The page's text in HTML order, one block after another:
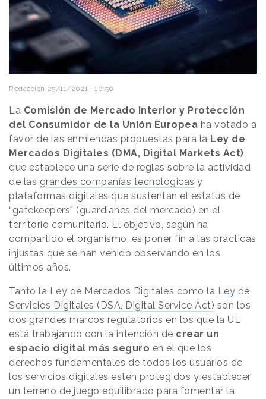
Redacción 25/11/2021 · 10:50
La Comisión de Mercado Interior y Protección
del Consumidor de la Unión Europea ha votado a
favor de las enmiendas propuestas para la Ley de
Mercados Digitales (DMA, Digital Markets Act),
que establece una serie de reglas sobre la actividad
de las grandes compañías tecnológicas y
plataformas digitales que sustentan el estatus de
“gatekeepers” (guardianes del mercado) en el
territorio comunitario. El objetivo, según ha
compartido el organismo, es poner fin a las prácticas
injustas que se han venido observando en los
últimos años.
Tanto la Ley de Mercados Digitales como la Ley de
Servicios Digitales (DSA, Digital Service Act) son los
dos grandes marcos regulatorios en los que la UE
está trabajando con la intención de crear un
espacio digital más seguro en el que los
derechos fundamentales de todos los usuarios de
los servicios digitales estén protegidos y establecer
un terreno de juego equilibrado para fomentar la